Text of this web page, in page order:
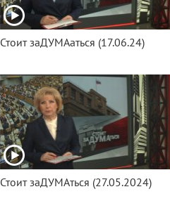
Стоит заДУМАаться (17.06.24)
Стоит заДУМАться (27.05.2024)